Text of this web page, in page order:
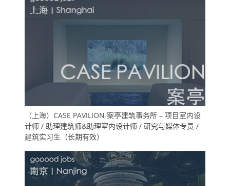
（上海）CASE PAVILION 案亭建筑事务所 – 项目室内设
计师 / 助理建筑师&助理室内设计师 / 研究与媒体专员 /
建筑实习生（长期有效）